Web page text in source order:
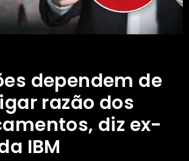
dependem de
razão dos
diz ex-
IBM